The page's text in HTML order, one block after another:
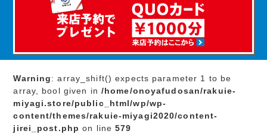
Warning: array_shift() expects parameter 1 to be
array, bool given in /home/onoyafudosan/rakuie-
miyagi.store/public_html/wp/wp-
content/themes/rakuie-miyagi2020/content-
jirei_post.php on line579